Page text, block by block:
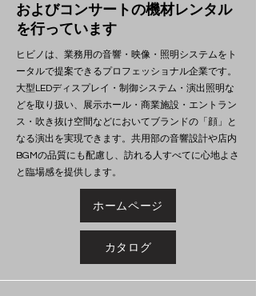
およびコンサートの機材レンタル
を行っています
ヒビノは、業務用の音響・映像・照明システムをト
ータルで提案できるプロフェッショナル企業です。
大型LEDディスプレイ・制御システム・演出照明な
どを取り扱い、展示ホール・商業施設・エントラン
ス・吹き抜け空間などにおいてブランドの「顔」と
なる演出を実現できます。共用部の音響設計や店内
BGMの品質にも配慮し、訪れる人すべてに心地よさ
と臨場感を提供します。
ホームページ
カタログ